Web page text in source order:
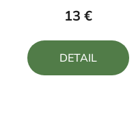
produktu
5,0
z
13 €
DETAIL